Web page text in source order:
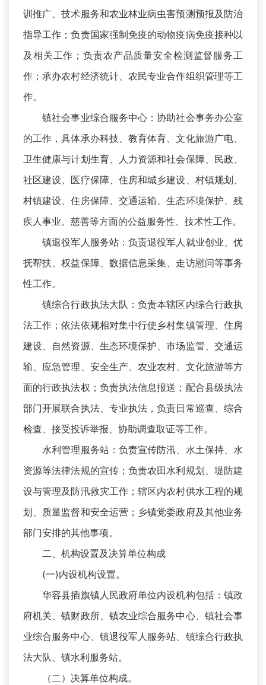
训推广、技术服务和农业林业病虫害预测预报及防治
指导工作；负责国家强制免疫的动物疫病免疫接种以
及相关工作；负责农产品质量安全检测监督服务工
作；承办农村经济统计、农民专业合作组织管理等工
作。
镇社会事业综合服务中心：协助社会事务办公室
的工作，具体承办科技、教育体育、文化旅游广电、
卫生健康与计划生育、人力资源和社会保障、民政、
社区建设、医疗保障、住房和城乡建设、村镇规划、
村镇建设、住房保障、交通运输、生态环境保护、残
疾人事业、慈善等方面的公益服务性、技术性工作。
镇退役军人服务站：负责退役军人就业创业、优
抚帮扶、权益保障、数据信息采集、走访慰问等事务
性工作。
镇综合行政执法大队：负责本辖区内综合行政执
法工作；依法依规相对集中行使乡村集镇管理、住房
建设、自然资源、生态环境保护、市场监管、交通运
输、应急管理、安全生产、农业农村、文化旅游等方
面的行政执法权；负责执法信息报送；配合县级执法
部门开展联合执法、专业执法，负责日常巡查、综合
检查、接受投诉举报、协助调查取证等工作。
水利管理服务站：负责宣传防汛、水土保持、水
资源等法律法规的宣传；负责农田水利规划、堤防建
设与管理及防汛救灾工作；辖区内农村供水工程的规
划、质量监督和安全运营；乡镇党委政府及其他业务
部门安排的其他事项。
二、机构设置及决算单位构成
(一)内设机构设置。
华容县插旗镇人民政府单位内设机构包括：镇政
府机关、镇财政所、镇农业综合服务中心、镇社会事
业综合服务中心、镇退役军人服务站、镇综合行政执
法大队、镇水利服务站。
（二）决算单位构成。